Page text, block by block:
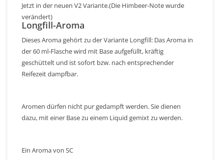
Jetzt in der neuen V2 Variante.(Die Himbeer-Note wurde
verändert)
Longfill-Aroma
Dieses Aroma gehört zu der Variante Longfill: Das Aroma in
der 60 ml-Flasche wird mit Base aufgefüllt, kräftig
geschüttelt und ist sofort bzw. nach entsprechender
Reifezeit dampfbar.
Aromen dürfen nicht pur gedampft werden. Sie dienen
dazu, mit einer Base zu einem Liquid gemixt zu werden.
Ein Aroma von SC